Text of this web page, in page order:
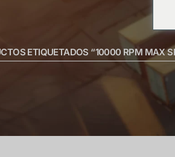
ETIQUETADOS “10000 RPM MAX